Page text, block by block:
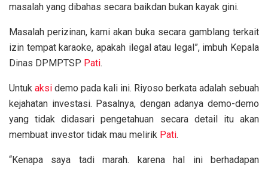
masalah yang dibahas secara baikdan bukan kayak gini.
Masalah perizinan, kami akan buka secara gamblang terkait
izin tempat karaoke, apakah ilegal atau legal”, imbuh Kepala
Dinas DPMPTSP Pati.
Untuk aksi demo pada kali ini. Riyoso berkata adalah sebuah
kejahatan investasi. Pasalnya, dengan adanya demo-demo
yang tidak didasari pengetahuan secara detail itu akan
membuat investor tidak mau melirik Pati.
“Kenapa saya tadi marah. karena hal ini berhadapan